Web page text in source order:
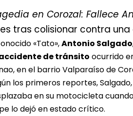
en Corozal: Fallece
tras colisionar contra
«Tato»,Antonio Salgado
de tránsito ocurrido
en el barrio Valparaíso de
los primeros reportes,
en su motocicleta
lo dejó en estado crítico.